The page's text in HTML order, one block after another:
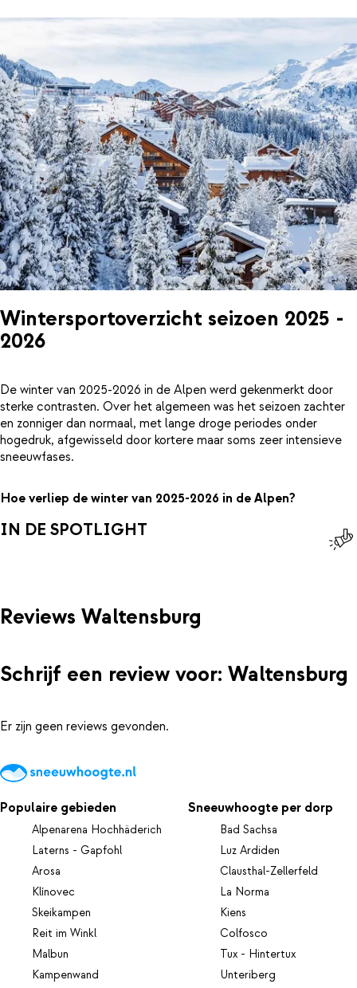
Wintersportoverzicht seizoen 2025 -
2026
De winter van 2025-2026 in de Alpen werd gekenmerkt door
sterke contrasten. Over het algemeen was het seizoen zachter
en zonniger dan normaal, met lange droge periodes onder
hogedruk, afgewisseld door kortere maar soms zeer intensieve
sneeuwfases.
Hoe verliep de winter van 2025-2026 in de Alpen?
IN DE SPOTLIGHT
Reviews Waltensburg
Schrijf een review voor: Waltensburg
Er zijn geen reviews gevonden.
Populaire gebieden
Alpenarena Hochhäderich
Laterns - Gapfohl
Arosa
Klínovec
Skeikampen
Reit im Winkl
Malbun
Kampenwand
Sneeuwhoogte per dorp
Bad Sachsa
Luz Ardiden
Clausthal-Zellerfeld
La Norma
Kiens
Colfosco
Tux - Hintertux
Unteriberg